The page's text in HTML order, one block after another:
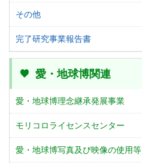
その他
完了研究事業報告書
愛・地球博関連
愛・地球博理念継承発展事業
モリコロライセンスセンター
愛・地球博写真及び映像の使用等